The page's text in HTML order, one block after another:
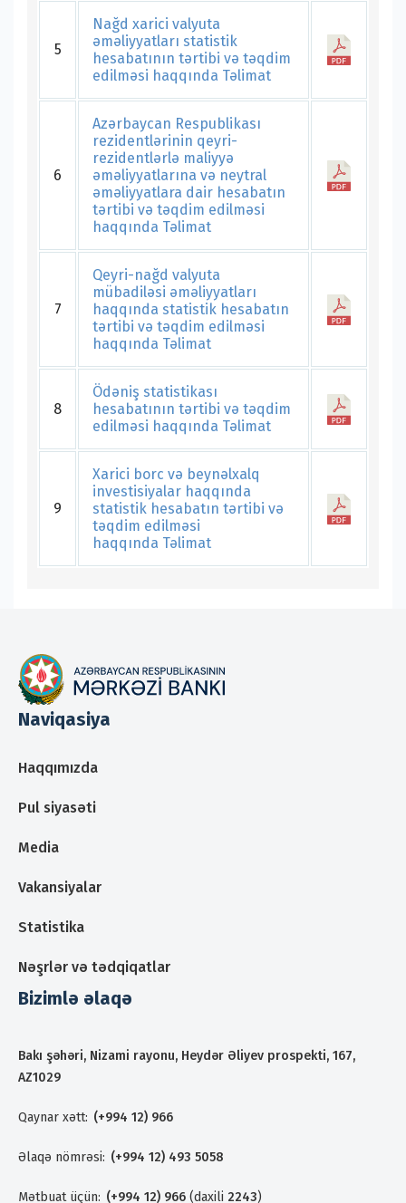
5
Nağd xarici valyuta
əməliyyatları statistik
hesabatının tərtibi və təqdim
edilməsi haqqında Təlimat
6
Azərbaycan Respublikası
rezidentlərinin qeyri-
rezidentlərlə maliyyə
əməliyyatlarına və neytral
əməliyyatlara dair hesabatın
tərtibi və təqdim edilməsi
haqqında Təlimat
7
Qeyri-nağd valyuta
mübadiləsi əməliyyatları
haqqında statistik hesabatın
tərtibi və təqdim edilməsi
haqqında Təlimat
8
Ödəniş statistikası
hesabatının tərtibi və təqdim
edilməsi haqqında Təlimat
9
Xarici borc və beynəlxalq
investisiyalar haqqında
statistik hesabatın tərtibi və
təqdim edilməsi
haqqında Təlimat
Naviqasiya
Haqqımızda
Pul siyasəti
Media
Vakansiyalar
Statistika
Nəşrlər və tədqiqatlar
Bizimlə əlaqə
Bakı şəhəri, Nizami rayonu, Heydər Əliyev prospekti, 167,
AZ1029
Qaynar xətt: (+994 12) 966
Əlaqə nömrəsi: (+994 12) 493 5058
Mətbuat üçün: (+994 12) 966 (daxili 2243)